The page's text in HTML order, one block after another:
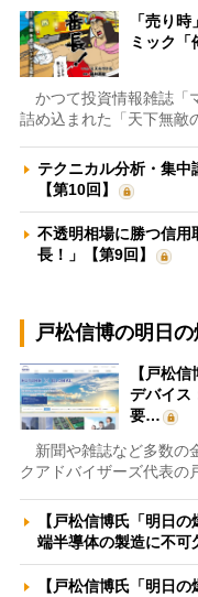
「売り
ミック「
かつて投資情報雑誌「
詰め込まれた「天下無敵
テクニカル分析・集
【第10回】
不透明相場に勝つ信
長！」【第9回】
戸松信博の明日の
【戸松
デバイス
要…
新聞や雑誌など多数の
クアドバイザーズ代表
【戸松信博氏「明日
端半導体の製造に不
【戸松信博氏「明日